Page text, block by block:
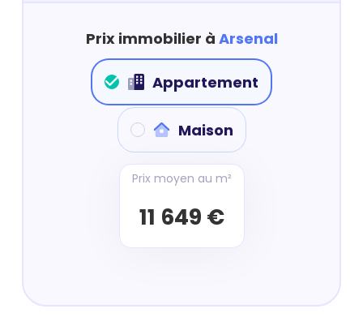
Prix immobilier à Arsenal
Appartement
Maison
Prix moyen au m²
11 649 €